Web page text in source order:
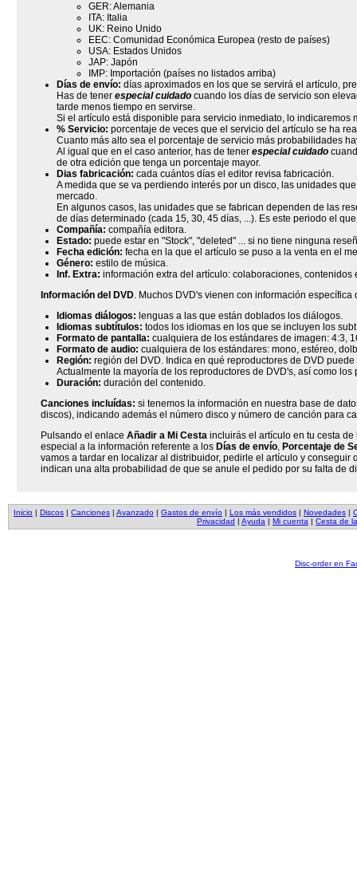
GER: Alemania
ITA: Italia
UK: Reino Unido
EEC: Comunidad Económica Europea (resto de países)
USA: Estados Unidos
JAP: Japón
IMP: Importación (países no listados arriba)
Días de envío: días aproximados en los que se servirá el artículo,
Has de tener especial cuidadocuando los días de servicio son
tarde menos tiempo en servirse.
Si el artículo está disponible para servicio inmediato, lo indicaremos
% Servicio: porcentaje de veces que el servicio del artículo se ha
Cuanto más alto sea el porcentaje de servicio más probabilidades
Al igual que en el caso anterior, has de tener especial cuidado
de otra edición que tenga un porcentaje mayor.
Dias fabricación: cada cuántos días el editor revisa fabricación.
A medida que se va perdiendo interés por un disco, las unidades
mercado.
En algunos casos, las unidades que se fabrican dependen de las
de días determinado (cada 15, 30, 45 días, ...). Es este periodo el
Compañía: compañía editora.
Estado: puede estar en "Stock", "deleted" ... si no tiene ninguna
Fecha edición: fecha en la que el artículo se puso a la venta en el
Género: estilo de música.
Inf. Extra: información extra del artículo: colaboraciones, contenidos
Información del DVD. Muchos DVD's vienen con información específica
Idiomas diálogos: lenguas a las que están doblados los diálogos.
Idiomas subtítulos: todos los idiomas en los que se incluyen los
Formato de pantalla: cualquiera de los estándares de imagen: 4:3,
Formato de audio: cualquiera de los estándares: mono, estéreo,
Región: región del DVD. Indica en qué reproductores de DVD
Actualmente la mayoría de los reproductores de DVD's, así como
Duración: duración del contenido.
Canciones incluídas: si tenemos la información en nuestra base de
discos), indicando además el número disco y número de canción para
Pulsando el enlace Añadir a Mi Cestaincluirás el artículo en tu cesta de
especial a la información referente a los Días de envío, Porcentaje de
vamos a tardar en localizar al distribuidor, pedirle el artículo y
indican una alta probabilidad de que se anule el pedido por su falta de
Inicio | Discos | Canciones | Avanzado | Gastos de envío | Los más vendidos | Novedades |
Privacidad | Ayuda | Mi cuenta | Cesta de
Disc-order en